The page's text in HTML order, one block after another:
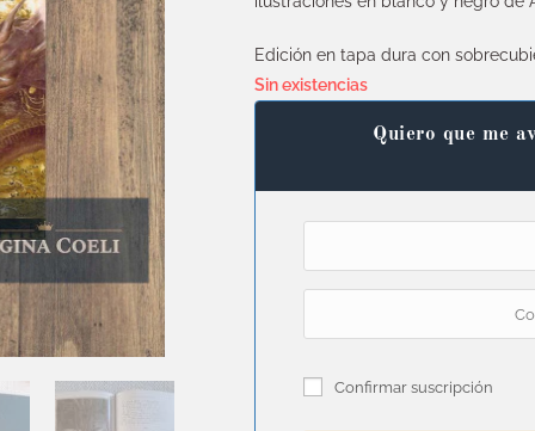
Edición en tapa dura con
Sin existencias
Quiero que me
Confirmar suscripción